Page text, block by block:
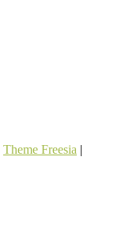
Theme Freesia |